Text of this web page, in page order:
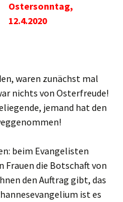
Ostersonntag,
12.4.2020
waren zunächst mal
nichts von Osterfreude!
jemand hat den
beim Evangelisten
Frauen die Botschaft von
den Auftrag gibt, das
ist es